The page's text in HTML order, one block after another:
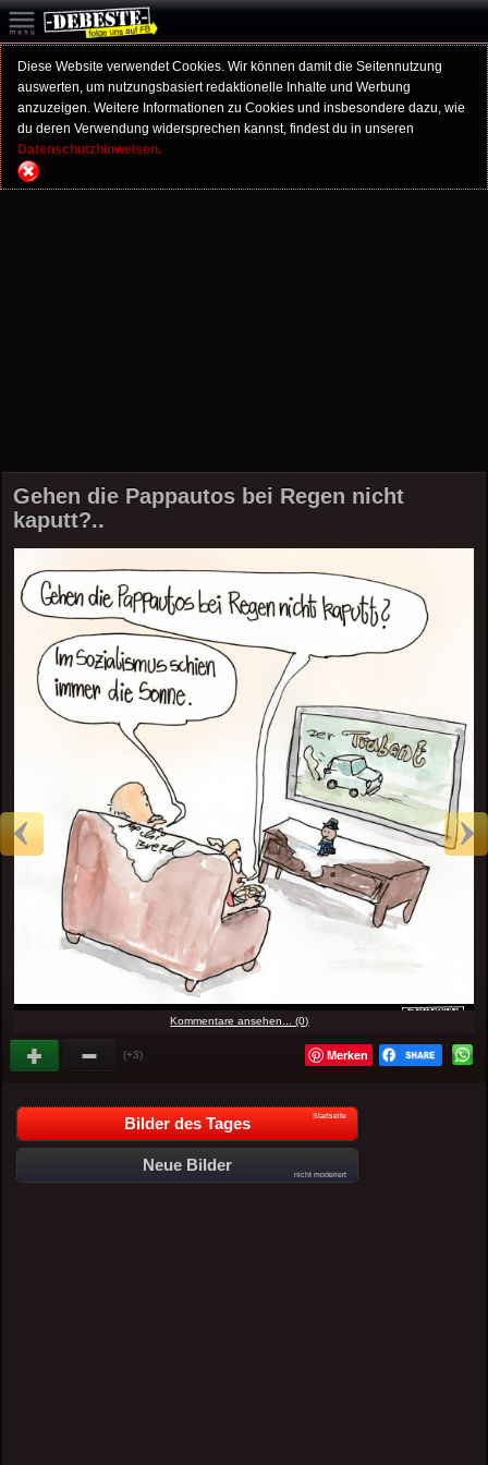
Diese Website verwendet Cookies. Wir können damit die Seitennutzung
auswerten, um nutzungsbasiert redaktionelle Inhalte und Werbung
anzuzeigen. Weitere Informationen zu Cookies und insbesondere dazu, wie
du deren Verwendung widersprechen kannst, findest du in unseren
Datenschutzhinweisen.
Gehen die Pappautos bei Regen nicht
kaputt?..
Kommentare ansehen... (0)
(+3) Merken
Bilder des Tages Startseite
Neue Bilder
nicht moderiert